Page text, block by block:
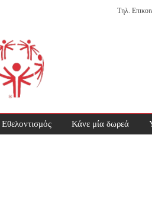
Τηλ.
Εθελοντισμός Κάνε μία δωρεά